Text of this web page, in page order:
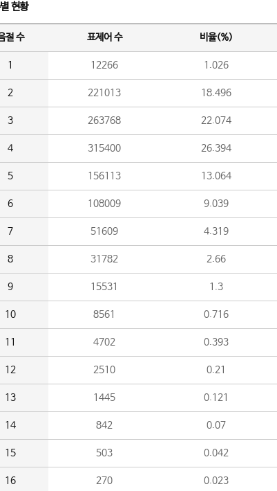
현황
절 수 표제어 수 비율(%)
1 12266 1.026
2 221013 18.496
3 263768 22.074
4 315400 26.394
5 156113 13.064
6 108009 9.039
7 51609 4.319
8 31782 2.66
9 15531 1.3
10 8561 0.716
11 4702 0.393
12 2510 0.21
13 1445 0.121
14 842 0.07
15 503 0.042
16 270 0.023